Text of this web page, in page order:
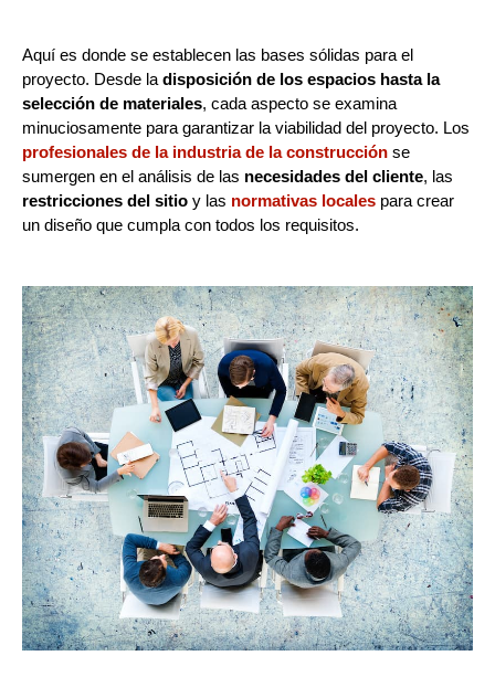
Aquí es donde se establecen las bases sólidas para el
proyecto. Desde la disposición de los espacios hasta la
selección de materiales, cada aspecto se examina
minuciosamente para garantizar la viabilidad del proyecto. Los
profesionales de la industria de la construcción se
sumergen en el análisis de las necesidades del cliente, las
restricciones del sitio y las normativas locales para crear
un diseño que cumpla con todos los requisitos.